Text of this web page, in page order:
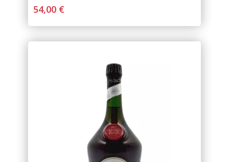
54,00 €